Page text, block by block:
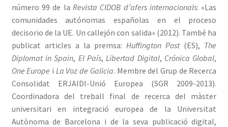
número 99 de la Revista CIDOB d’afers internacionals: «Las
comunidades autónomas españolas en el proceso
decisorio de la UE. Un callejón con salida» (2012). També ha
publicat articles a la premsa: Huffington Post(ES), The
Diplomat in Spain, El País, Libertad Digital, Crónica Global,
One Europe i La Voz de Galicia. Membre del Grup de Recerca
Consolidat ERJAIDI-Unió Europea (SGR 2009-2013).
Coordinadora del treball final de recerca del màster
universitari en integració europea de la Universitat
Autònoma de Barcelona i de la seva publicació digital,